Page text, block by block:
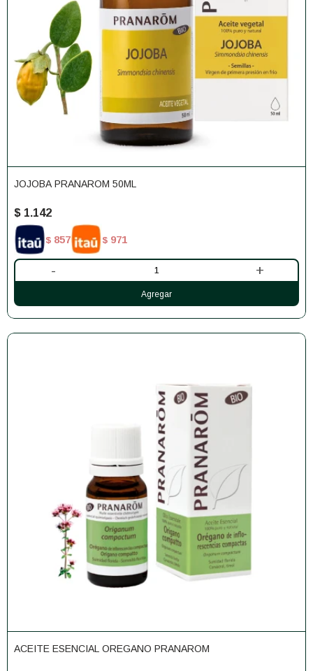
JOJOBA PRANAROM 50ML
$ 1.142
$ 857 $ 971
- +
ACEITE ESENCIAL OREGANO PRANAROM